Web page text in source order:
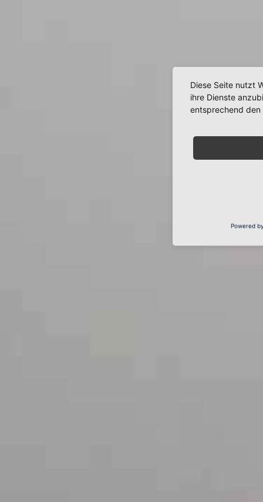
Diese Seite nutzt
ihre Dienste
entsprechend
Powered